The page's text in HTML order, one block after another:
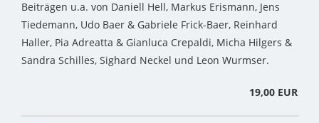
Beiträgen u.a. von Daniell Hell, Markus Erismann, Jens
Tiedemann, Udo Baer & Gabriele Frick-Baer, Reinhard
Haller, Pia Adreatta & Gianluca Crepaldi, Micha Hilgers &
Sandra Schilles, Sighard Neckel und Leon Wurmser.
19,00 EUR